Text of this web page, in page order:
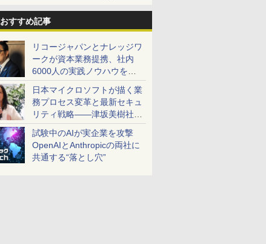
おすすめ記事
リコージャパンとナレッジワ
ークが資本業務提携、社内
6000人の実践ノウハウを生
かした「AI商談記録 for
RICOH」を展開へ
日本マイクロソフトが描く業
務プロセス変革と最新セキュ
リティ戦略――津坂美樹社長
が2027年度戦略を説明
試験中のAIが実企業を攻撃
OpenAIとAnthropicの両社に
共通する“落とし穴”